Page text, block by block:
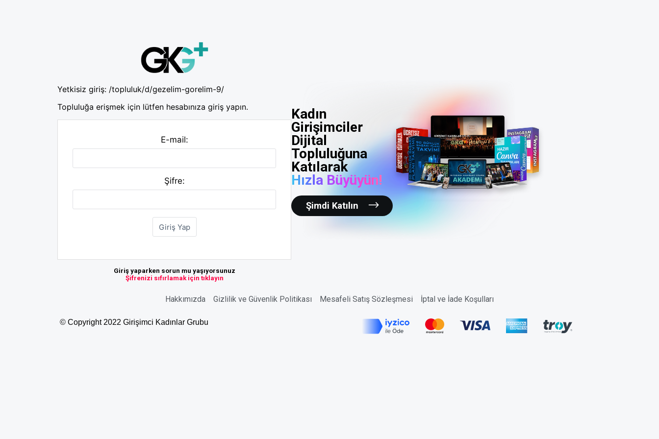
Yetkisiz giriş: /topluluk/d/gezelim-gorelim-9/
Topluluğa erişmek için lütfen hesabınıza giriş yapın.
E-mail:
Şifre:
Giriş yaparken sorun mu yaşıyorsunuz
Şifrenizi sıfırlamak için tıklayın
Kadın
Girişimciler
Dijital
Topluluğuna
Katılarak
Hızla Büyüyün!
Şimdi Katılın
Hakkımızda Gizlilik ve Güvenlik Politikası Mesafeli Satış Sözleşmesi İptal ve İade Koşulları
© Copyright 2022 Girişimci Kadınlar Grubu